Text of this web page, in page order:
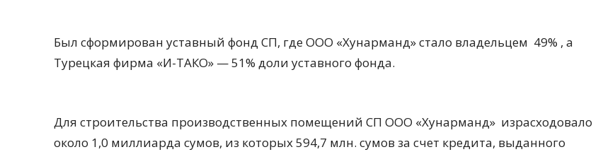
Был сформирован уставный фонд СП, где ООО «Хунарманд» стало владельцем 49% , а
Турецкая фирма «И-ТАКО» — 51% доли уставного фонда.
Для строительства производственных помещений СП ООО «Хунарманд» израсходовало
около 1,0 миллиарда сумов, из которых 594,7 млн. сумов за счет кредита, выданного